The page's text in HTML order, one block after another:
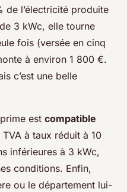
de l’électricité produite
3 kWc, elle tourne
fois (versée en cinq
à environ 1 800 €.
c’est une belle
est compatible
à taux réduit à 10
inférieures à 3 kWc,
conditions. Enfin,
ou le département lui-